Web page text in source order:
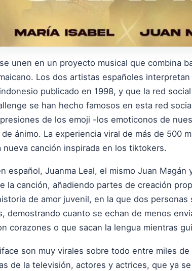
unen en un proyecto musical que combina
Los dos artistas españoles interpretan
publicado en 1998, y que la red
se han hecho famosos en esta red
de los emoji -los emoticonos de
ánimo. La experiencia viral de más de 500
nueva canción inspirada en los tiktokers.
español, Juanma Leal, el mismo Juan Magán
la canción, añadiendo partes de creación
de amor juvenil, en la que dos
demostrando cuanto se echan de menos
corazones o que sacan la lengua mientras
son muy virales sobre todo entre miles
de la televisión, actores y actrices, que ya